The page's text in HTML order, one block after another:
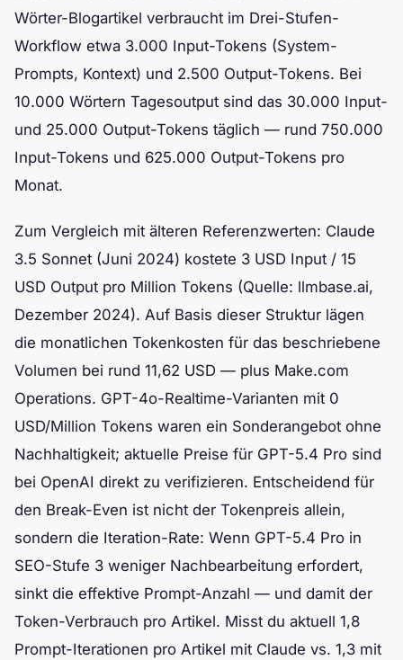
Wörter-Blogartikel verbraucht im Drei-Stufen-
Workflow etwa 3.000 Input-Tokens (System-
Prompts, Kontext) und 2.500 Output-Tokens. Bei
10.000 Wörtern Tagesoutput sind das 30.000 Input-
und 25.000 Output-Tokens täglich — rund 750.000
Input-Tokens und 625.000 Output-Tokens pro
Monat.
Zum Vergleich mit älteren Referenzwerten: Claude
3.5 Sonnet (Juni 2024) kostete 3 USD Input / 15
USD Output pro Million Tokens (Quelle: llmbase.ai,
Dezember 2024). Auf Basis dieser Struktur lägen
die monatlichen Tokenkosten für das beschriebene
Volumen bei rund 11,62 USD — plus Make.com
Operations. GPT-4o-Realtime-Varianten mit 0
USD/Million Tokens waren ein Sonderangebot ohne
Nachhaltigkeit; aktuelle Preise für GPT-5.4 Pro sind
bei OpenAI direkt zu verifizieren. Entscheidend für
den Break-Even ist nicht der Tokenpreis allein,
sondern die Iteration-Rate: Wenn GPT-5.4 Pro in
SEO-Stufe 3 weniger Nachbearbeitung erfordert,
sinkt die effektive Prompt-Anzahl — und damit der
Token-Verbrauch pro Artikel. Misst du aktuell 1,8
Prompt-Iterationen pro Artikel mit Claude vs. 1,3 mit